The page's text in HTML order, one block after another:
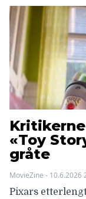
«Toy
gråte
MovieZine - 10.6.2026
Pixars